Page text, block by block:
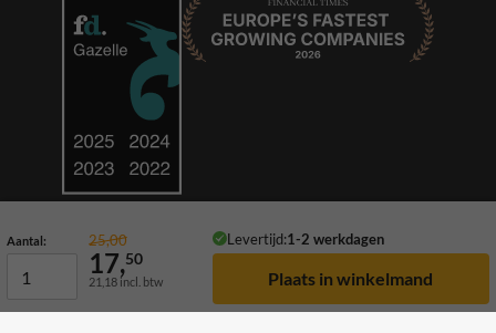
Aantal: 25,00 Levertijd:1-2 werkdagen
17,50
21,18 incl. btw
© 2026 TrafficSupply. Alle rechten voorbehouden.